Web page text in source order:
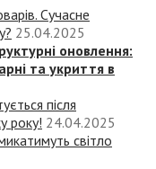
Сучасне
25.04.2025
оновлення:
та укриття в
після
року! 24.04.2025
світло